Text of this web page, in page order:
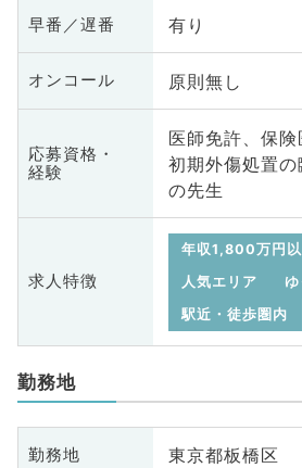
早番／遅番 有り
オンコール 原則無し
応募資格・
経験
医師免許、保険
初期外傷処置
の先生
求人特徴
年収1,800万円以
人気エリア
駅近・徒歩圏内
勤務地
勤務地 東京都板橋区